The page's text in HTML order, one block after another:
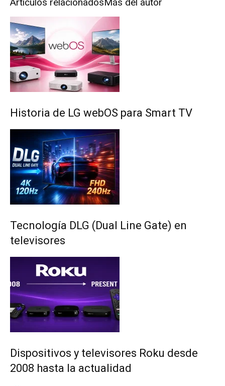
Historia de LG webOS para Smart TV
Tecnología DLG (Dual Line Gate) en
televisores
Dispositivos y televisores Roku desde
2008 hasta la actualidad